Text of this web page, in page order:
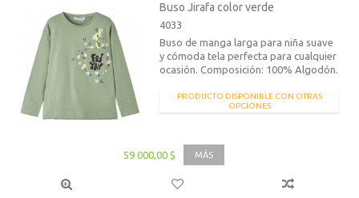
Buso Jirafa color verde
4033
Buso de manga larga para niña suave
y cómoda tela perfecta para cualquier
ocasión. Composición: 100% Algodón.
PRODUCTO DISPONIBLE CON OTRAS
OPCIONES
59 000,00 $ MÁS